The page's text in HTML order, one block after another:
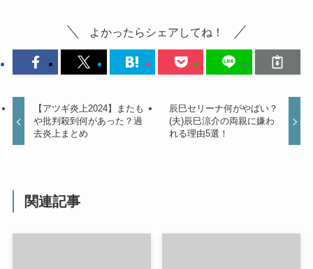
よかったらシェアしてね！
【アツギ炎上2024】またも
や批判殺到何があった？過
去炎上まとめ
辰巳セリーナ何がやばい？
(夫)辰巳涼介の両親に嫌わ
れる理由5選！
関連記事